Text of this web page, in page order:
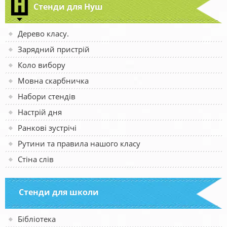
Стенди для Нуш
Дерево класу.
Зарядний пристрій
Коло вибору
Мовна скарбничка
Набори стендів
Настрій дня
Ранкові зустрічі
Рутини та правила нашого класу
Стіна слів
Стенди для школи
Бібліотека